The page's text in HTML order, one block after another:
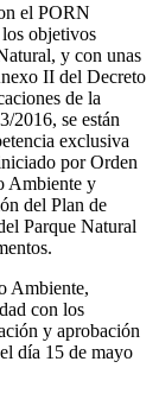
el PORN
objetivos
y con unas
II del Decreto
de la
2016, se están
exclusiva
por Orden
Ambiente y
del Plan de
Parque Natural
Ambiente,
con los
y aprobación
día 15 de mayo